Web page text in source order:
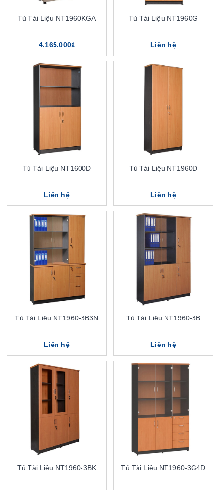
Tủ Tài Liệu NT1960KGA
4.165.000₫
Tủ Tài Liệu NT1960G
Liên hệ
Tủ Tài Liệu NT1600D
Liên hệ
Tủ Tài Liệu NT1960D
Liên hệ
Tủ Tài Liệu NT1960-3B3N
Liên hệ
Tủ Tài Liệu NT1960-3B
Liên hệ
Tủ Tài Liệu NT1960-3BK Tủ Tài Liệu NT1960-3G4D